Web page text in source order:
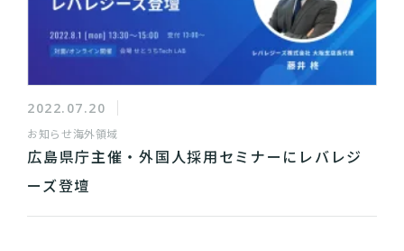
2022.07.20
お知らせ海外領域
広島県庁主催・外国人採用セミナーにレバレジ
ーズ登壇